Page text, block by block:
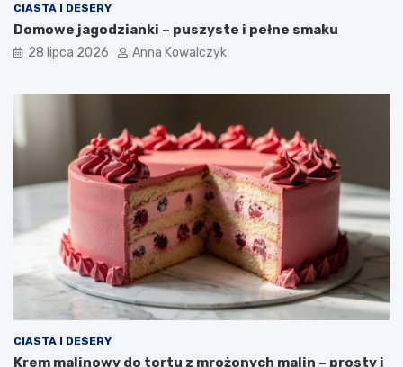
CIASTA I DESERY
Domowe jagodzianki – puszyste i pełne smaku
28 lipca 2026 Anna Kowalczyk
CIASTA I DESERY
Krem malinowy do tortu z mrożonych malin – prosty i